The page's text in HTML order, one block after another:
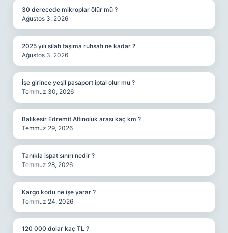
30 derecede mikroplar ölür mü ?
Ağustos 3, 2026
2025 yılı silah taşıma ruhsatı ne kadar ?
Ağustos 3, 2026
İşe girince yeşil pasaport iptal olur mu ?
Temmuz 30, 2026
Balıkesir Edremit Altınoluk arası kaç km ?
Temmuz 29, 2026
Tanıkla ispat sınırı nedir ?
Temmuz 28, 2026
Kargo kodu ne işe yarar ?
Temmuz 24, 2026
120 000 dolar kaç TL ?